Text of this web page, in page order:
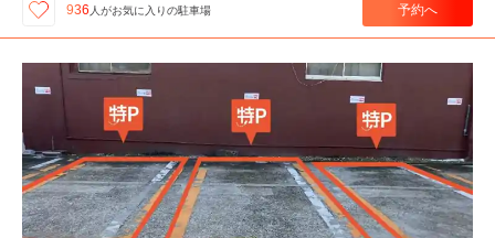
936 人がお気に入りの駐車場 予約へ